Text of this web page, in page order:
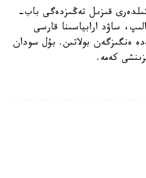
قىزىل تەڭىزدەگى باب-
ساۋد ارابياسىنا قارسى
20- شىلدەدە ەنگىزگەن بولاتىن. بۇل سودان
كەمە.